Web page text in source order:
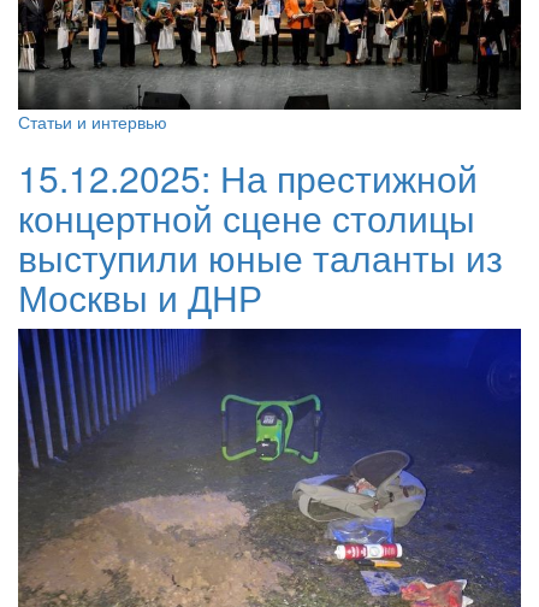
Статьи и интервью
15.12.2025: На престижной
концертной сцене столицы
выступили юные таланты из
Москвы и ДНР